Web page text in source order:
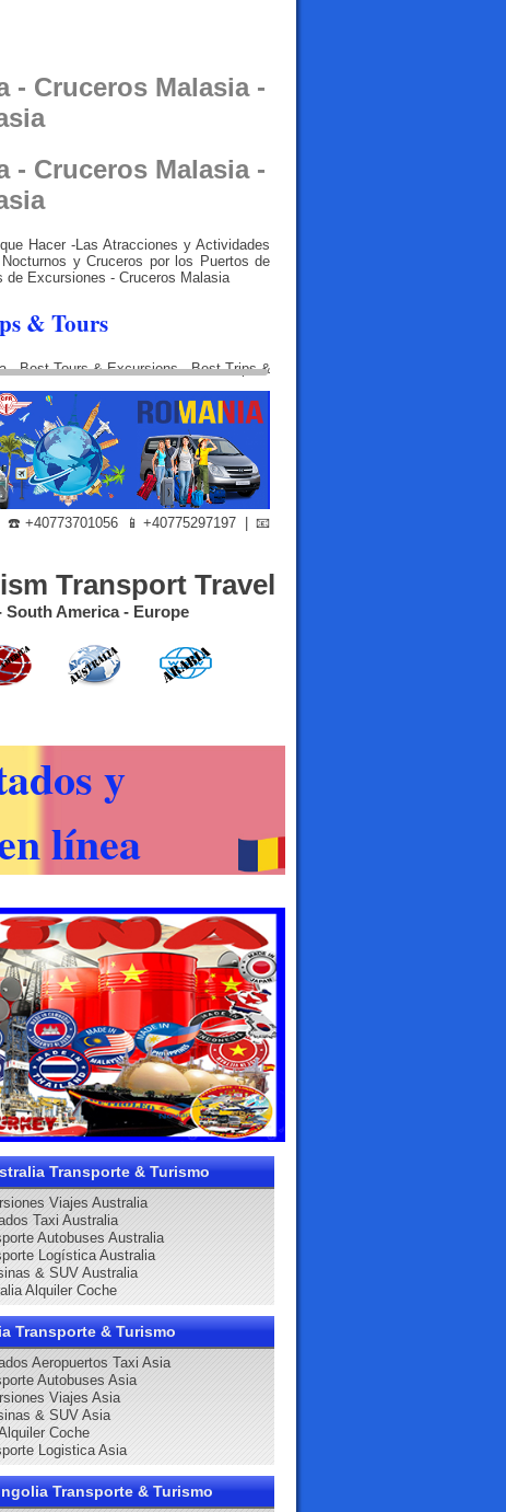
- Cruceros Malasia -
- Cruceros Malasia -
Hacer -Las Atracciones y Actividades
y Cruceros por los Puertos de
de Excursiones - Cruceros Malasia
& Tours
☎️+40773701056 📱+40775297197 | 📧
Transport Travel
America - Europe
y
línea
Transporte & Turismo
Viajes Australia
Taxi Australia
Autobuses Australia
Logística Australia
& SUV Australia
Alquiler Coche
Transporte & Turismo
Aeropuertos Taxi Asia
Autobuses Asia
Viajes Asia
& SUV Asia
Coche
Logistica Asia
Transporte & Turismo